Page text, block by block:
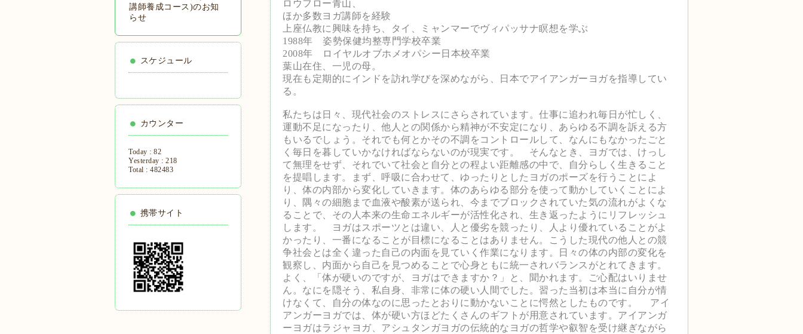
ロウフロー青山、
ほか多数ヨガ講師を経験
上座仏教に興味を持ち、タイ、ミャンマーでヴィパッサナ瞑想を学ぶ
1988年 姿勢保健均整専門学校卒業
2008年 ロイヤルオブホメオパシー日本校卒業
葉山在住、一児の母。
現在も定期的にインドを訪れ学びを深めながら、日本でアイアンガーヨガを指導してい
る。
私たちは日々、現代社会のストレスにさらされています。仕事に追われ毎日が忙しく、
運動不足になったり、他人との関係から精神が不安定になり、あらゆる不調を訴える方
もいるでしょう。それでも何とかその不調をコントロールして、なんにもなかったごと
く毎日を暮していかなければならないのが現実です。 そんなとき、ヨガでは、けっし
て無理をせず、それでいて社会と自分との程よい距離感の中で、自分らしく生きること
を提唱します。まず、呼吸に合わせて、ゆったりとしたヨガのポーズを行うことによ
り、体の内部から変化していきます。体のあらゆる部分を使って動かしていくことによ
り、隅々の細胞まで血液や酸素が送られ、今までブロックされていた気の流れがよくな
ることで、その人本来の生命エネルギーが活性化され、生き返ったようにリフレッシュ
します。 ヨガはスポーツとは違い、人と優劣を競ったり、人より優れていることがよ
かったり、一番になることが目標になることはありません。こうした現代の他人との競
争社会とは全く違った自己の内面を見ていく作業になります。日々の体の内部の変化を
観察し、内面から自己を見つめることで心身ともに統一されバランスがとれてきます。
よく、「体が硬いのですが、ヨガはできますか？」と、聞かれます。ご心配はいりませ
ん。なにを隠そう、私自身、非常に体の硬い人間でした。習った当初は本当に自分が情
けなくて、自分の体なのに思ったとおりに動かないことに愕然としたものです。 アイ
アンガーヨガでは、体が硬い方ほどたくさんのギフトが用意されています。アイアンガ
ーヨガはラジャヨガ、アシュタンガヨガの伝統的なヨガの哲学や叡智を受け継ぎながら
講師養成コース)のお知
らせ
スケジュール
カウンター
Today : 82
Yesterday : 218
Total : 482483
携帯サイト